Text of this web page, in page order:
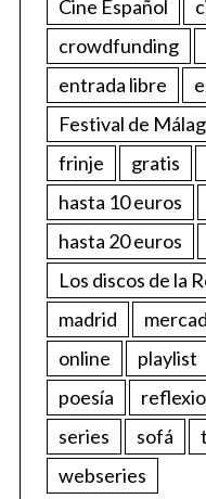
Cine Español
crowdfunding
entrada libre
Festival de
frinje
gratis
hasta 10 euros
hasta 20 euros
Los discos de la
madrid
online
playlist
poesía
series
sofá
webseries